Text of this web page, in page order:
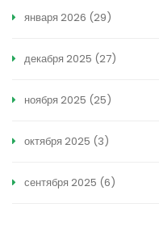
января 2026 (29)
декабря 2025 (27)
ноября 2025 (25)
октября 2025 (3)
сентября 2025 (6)